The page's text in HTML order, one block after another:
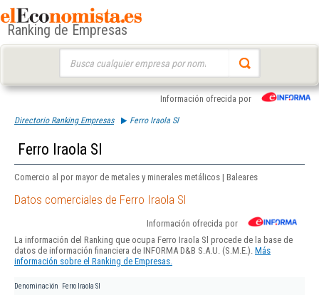
Ranking de Empresas
Información ofrecida por
Directorio Ranking Empresas Ferro Iraola Sl
Ferro Iraola Sl
Comercio al por mayor de metales y minerales metálicos | Baleares
Datos comerciales de Ferro Iraola Sl
Información ofrecida por
La información del Ranking que ocupa Ferro Iraola Sl procede de la base de
datos de información financiera de INFORMA D&B S.A.U. (S.M.E.). Más
información sobre el Ranking de Empresas.
Denominación Ferro Iraola Sl